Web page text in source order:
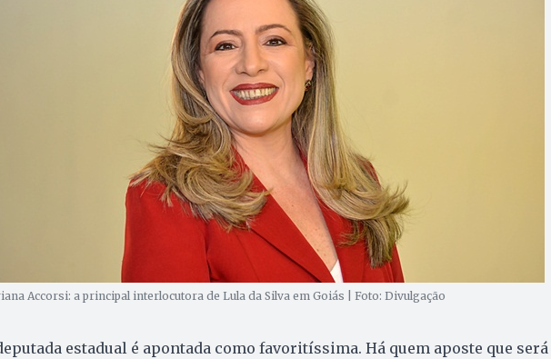
Accorsi: a principal interlocutora de Lula da Silva em Goiás | Foto: Divulgação
estadual é apontada como favoritíssima. Há quem aposte que será